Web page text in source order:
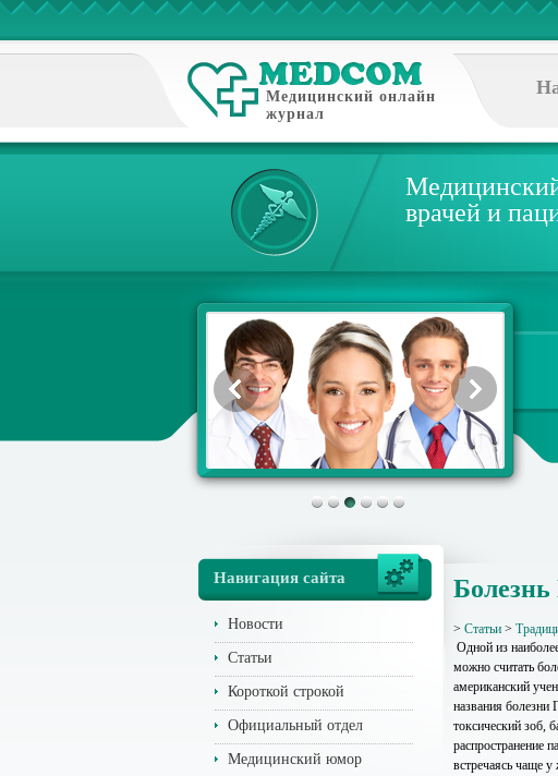
Медицинский онлайн
журнал
врачей и
Навигация сайта
Новости
Статьи
Короткой строкой
Официальный отдел
Медицинский юмор
Болезнь
> Статьи >
Одной из
можно считать
американский
названия болезни
токсический зоб,
распространение
встречаясь чаще